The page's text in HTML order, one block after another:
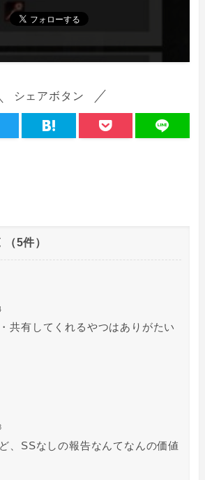
シェアボタン
（5件）
共有してくれるやつはありがたい
、SSなしの報告なんてなんの価値